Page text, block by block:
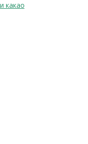
какао